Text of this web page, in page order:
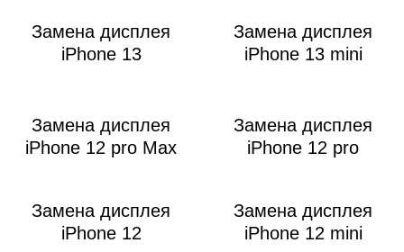
Замена дисплея
iPhone 13
Замена дисплея
iPhone 13 mini
Замена дисплея
iPhone 12 pro Max
Замена дисплея
iPhone 12 pro
Замена дисплея
iPhone 12
Замена дисплея
iPhone 12 mini